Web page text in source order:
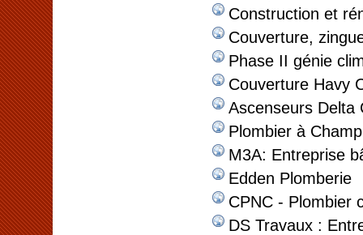
Construction et
Couverture,
Phase II génie
Couverture Havy
Ascenseurs Delta
Plombier à
M3A: Entreprise
Edden Plomberie
CPNC - Plombier
DS Travaux :